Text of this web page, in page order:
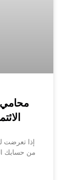
إذا تعرضت
من حسابك